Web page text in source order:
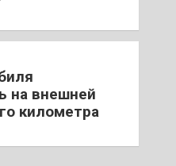
на внешней
километра